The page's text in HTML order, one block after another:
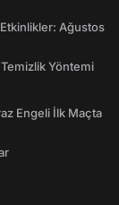
Ağustos
Temizlik Yöntemi
Engeli İlk Maçta